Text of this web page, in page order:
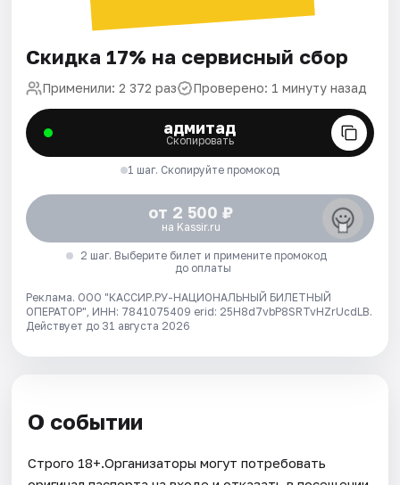
Скидка 17% на сервисный сбор
Применили: 2 372 раз Проверено: 1 минуту назад
адмитад
Скопировать
1 шаг. Скопируйте промокод
от 2 500 ₽
на Kassir.ru
2 шаг. Выберите билет и примените промокод
до оплаты
Реклама. ООО "КАССИР.РУ-НАЦИОНАЛЬНЫЙ БИЛЕТНЫЙ
ОПЕРАТОР", ИНН: 7841075409 erid: 25H8d7vbP8SRTvHZrUcdLB.
Действует до 31 августа 2026
О событии
Строго 18+.Организаторы могут потребовать